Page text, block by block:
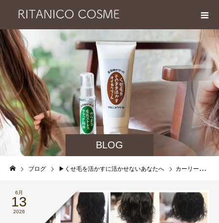
BLOG
ブログ ▶︎くせ毛を活かすに活かせないあなたへ カーリーメソッドに挫折した方へ。クセ毛を活かしたいのに上手くいかない理由と解決方法
6月
13
2026